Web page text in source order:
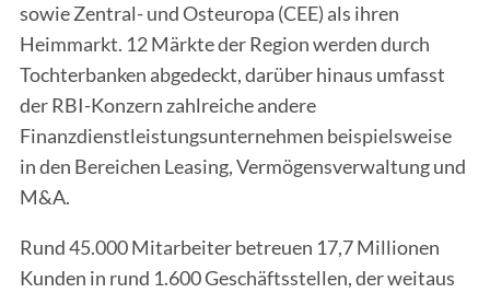
sowie Zentral- und Osteuropa (CEE) als ihren
Heimmarkt. 12 Märkte der Region werden durch
Tochterbanken abgedeckt, darüber hinaus umfasst
der RBI-Konzern zahlreiche andere
Finanzdienstleistungsunternehmen beispielsweise
in den Bereichen Leasing, Vermögensverwaltung und
M&A.
Rund 45.000 Mitarbeiter betreuen 17,7 Millionen
Kunden in rund 1.600 Geschäftsstellen, der weitaus